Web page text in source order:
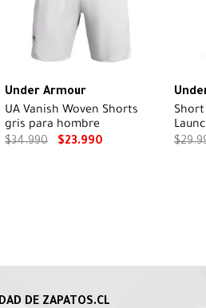
Under Armour
UA Vanish Woven Shorts
gris para hombre
$34.990 $23.990
$29.